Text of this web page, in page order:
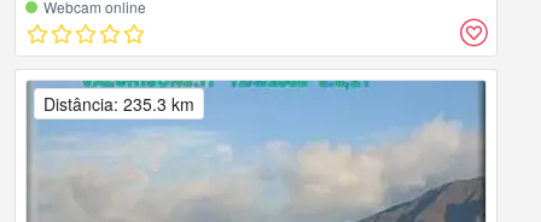
Webcam online
Distância: 235.3 km